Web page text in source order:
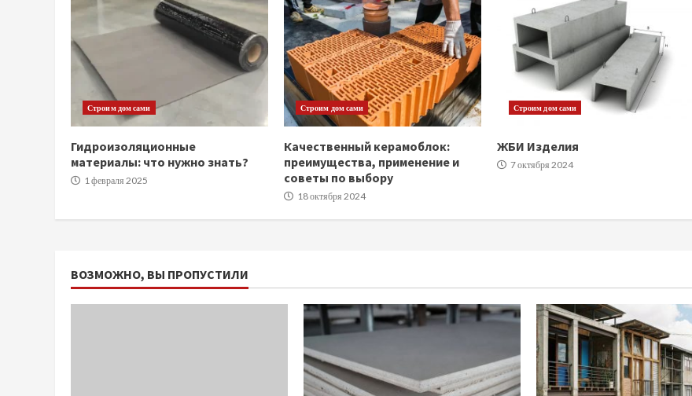
Строим дом сами
Гидроизоляционные
материалы: что нужно знать?
1 февраля 2025
Строим дом сами
Качественный керамоблок:
преимущества, применение и
советы по выбору
18 октября 2024
Строим дом сами
ЖБИ Изделия
7 октября 2024
ВОЗМОЖНО, ВЫ ПРОПУСТИЛИ